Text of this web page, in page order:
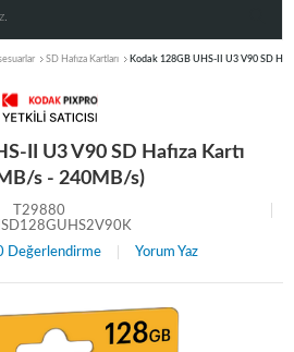
SD Hafıza Kartları Kodak 128GB UHS-II U3 V90 SD
II U3 V90 SD Hafıza Kartı
s - 240MB/s)
T29880
Değerlendirme
Yorum Yaz